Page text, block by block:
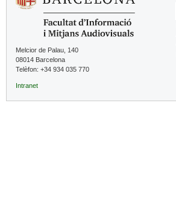
Melcior de Palau, 140
08014 Barcelona
Telèfon: +34 934 035 770
Intranet